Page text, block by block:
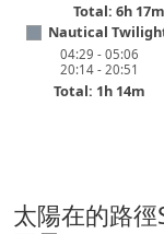
Total: 6h 17m
Nautical
04:29 - 05:06
20:14 - 20:51
Total: 1h 14m
太陽在的路徑